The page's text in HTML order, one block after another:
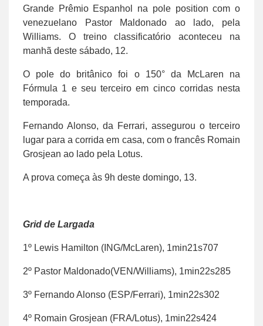
Grande Prêmio Espanhol na pole position com o
venezuelano Pastor Maldonado ao lado, pela
Williams. O treino classificatório aconteceu na
manhã deste sábado, 12.
O pole do britânico foi o 150° da McLaren na
Fórmula 1 e seu terceiro em cinco corridas nesta
temporada.
Fernando Alonso, da Ferrari, assegurou o terceiro
lugar para a corrida em casa, com o francês Romain
Grosjean ao lado pela Lotus.
A prova começa às 9h deste domingo, 13.
Grid de Largada
1º Lewis Hamilton (ING/McLaren), 1min21s707
2º Pastor Maldonado(VEN/Williams), 1min22s285
3º Fernando Alonso (ESP/Ferrari), 1min22s302
4º Romain Grosjean (FRA/Lotus), 1min22s424